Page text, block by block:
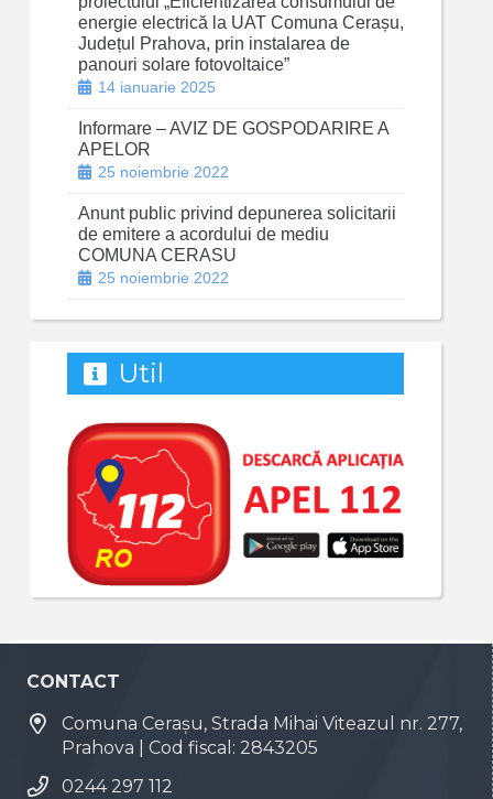
energie electrică la UAT Comuna Cerașu,
Județul Prahova, prin instalarea de
panouri solare fotovoltaice”
14 ianuarie 2025
Informare – AVIZ DE GOSPODARIRE A
APELOR
25 noiembrie 2022
Anunt public privind depunerea solicitarii
de emitere a acordului de mediu
COMUNA CERASU
25 noiembrie 2022
Util
CONTACT
Comuna Cerașu, Strada Mihai Viteazul nr. 277,
Prahova | Cod fiscal: 2843205
0244 297 112